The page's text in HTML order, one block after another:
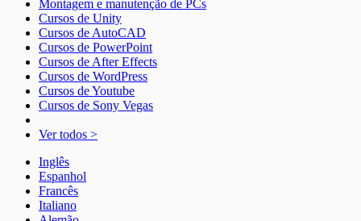
Montagem e manutenção de PCs
Cursos de Unity
Cursos de AutoCAD
Cursos de PowerPoint
Cursos de After Effects
Cursos de WordPress
Cursos de Youtube
Cursos de Sony Vegas
Ver todos >
Inglês
Espanhol
Francês
Italiano